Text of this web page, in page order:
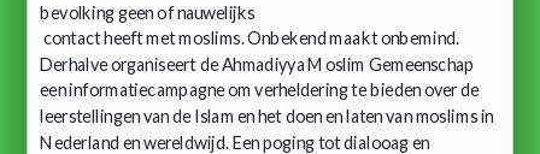
bevolking geen of nauwelijks
contact heeft met moslims. Onbekend maakt onbemind.
Derhalve organiseert de Ahmadiyya Moslim Gemeenschap
een informatiecampagne om verheldering te bieden over de
leerstellingen van de Islam en het doen en laten van moslims in
Nederland en wereldwijd. Een poging tot dialooag en